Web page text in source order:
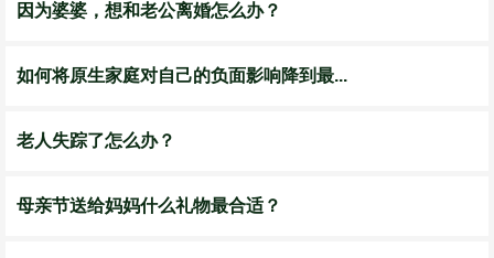
因为婆婆，想和老公离婚怎么办？
如何将原生家庭对自己的负面影响降到最...
老人失踪了怎么办？
母亲节送给妈妈什么礼物最合适？